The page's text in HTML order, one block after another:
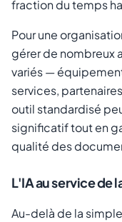
fraction du temps
Pour une
gérer de nombreux
variés —
services,
outil standardisé
significatif tout en
qualité des
L'IA au service de
Au-delà de la